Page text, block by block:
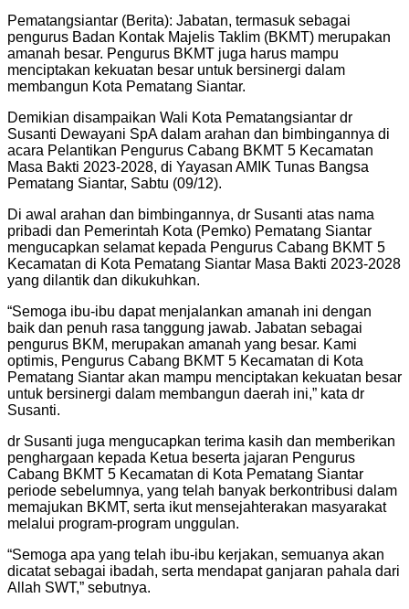
Pematangsiantar (Berita): Jabatan, termasuk sebagai
pengurus Badan Kontak Majelis Taklim (BKMT) merupakan
amanah besar. Pengurus BKMT juga harus mampu
menciptakan kekuatan besar untuk bersinergi dalam
membangun Kota Pematang Siantar.
Demikian disampaikan Wali Kota Pematangsiantar dr
Susanti Dewayani SpA dalam arahan dan bimbingannya di
acara Pelantikan Pengurus Cabang BKMT 5 Kecamatan
Masa Bakti 2023-2028, di Yayasan AMIK Tunas Bangsa
Pematang Siantar, Sabtu (09/12).
Di awal arahan dan bimbingannya, dr Susanti atas nama
pribadi dan Pemerintah Kota (Pemko) Pematang Siantar
mengucapkan selamat kepada Pengurus Cabang BKMT 5
Kecamatan di Kota Pematang Siantar Masa Bakti 2023-2028
yang dilantik dan dikukuhkan.
“Semoga ibu-ibu dapat menjalankan amanah ini dengan
baik dan penuh rasa tanggung jawab. Jabatan sebagai
pengurus BKM, merupakan amanah yang besar. Kami
optimis, Pengurus Cabang BKMT 5 Kecamatan di Kota
Pematang Siantar akan mampu menciptakan kekuatan besar
untuk bersinergi dalam membangun daerah ini,” kata dr
Susanti.
dr Susanti juga mengucapkan terima kasih dan memberikan
penghargaan kepada Ketua beserta jajaran Pengurus
Cabang BKMT 5 Kecamatan di Kota Pematang Siantar
periode sebelumnya, yang telah banyak berkontribusi dalam
memajukan BKMT, serta ikut mensejahterakan masyarakat
melalui program-program unggulan.
“Semoga apa yang telah ibu-ibu kerjakan, semuanya akan
dicatat sebagai ibadah, serta mendapat ganjaran pahala dari
Allah SWT,” sebutnya.